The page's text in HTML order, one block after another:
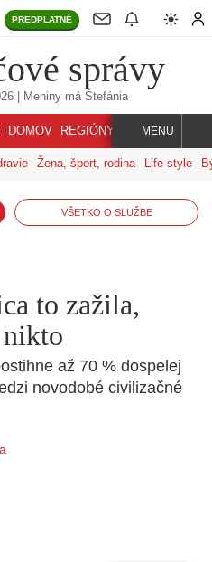
PREDPLATNÉ
správy
| Meniny má Štefánia
DOMOV REGIÓNY INDEX SVET
MENU
Žena, šport, rodina Life style
VŠETKO O SLUŽBE
to zažila,
až 70 % dospelej
novodobé civilizačné